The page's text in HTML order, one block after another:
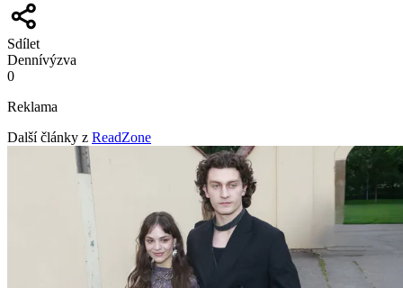
Sdílet
Dennívýzva
0
Reklama
Další články z ReadZone